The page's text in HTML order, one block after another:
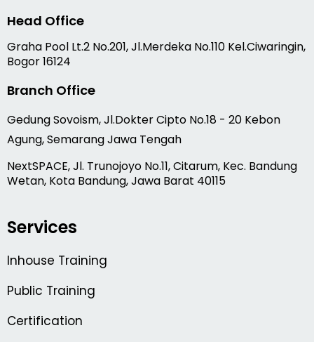
Head Office
Graha Pool Lt.2 No.201, Jl.Merdeka No.110 Kel.Ciwaringin,
Bogor 16124
Branch Office
Gedung Sovoism, Jl.Dokter Cipto No.18 - 20 Kebon
Agung, Semarang Jawa Tengah
NextSPACE, Jl. Trunojoyo No.11, Citarum, Kec. Bandung
Wetan, Kota Bandung, Jawa Barat 40115
Services
Inhouse Training
Public Training
Certification